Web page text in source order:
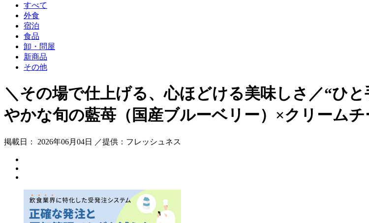
すべて
外食
宿泊
食品
卸・問屋
新商品
その他
＼その場で仕上げる、心ほどける美味しさ／“ひ
やかな旬の藍苺（国産ブルーベリー）×クリーム
掲載日： 2026年06月04日 ／提供：フレッシュネス